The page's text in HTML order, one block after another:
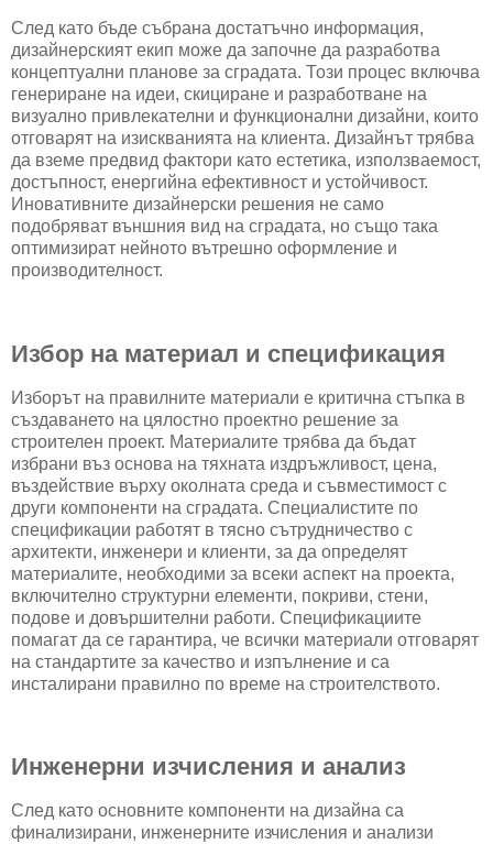
След като бъде събрана достатъчно информация,
дизайнерският екип може да започне да разработва
концептуални планове за сградата. Този процес включва
генериране на идеи, скициране и разработване на
визуално привлекателни и функционални дизайни, които
отговарят на изискванията на клиента. Дизайнът трябва
да вземе предвид фактори като естетика, използваемост,
достъпност, енергийна ефективност и устойчивост.
Иновативните дизайнерски решения не само
подобряват външния вид на сградата, но също така
оптимизират нейното вътрешно оформление и
производителност.
Избор на материал и спецификация
Изборът на правилните материали е критична стъпка в
създаването на цялостно проектно решение за
строителен проект. Материалите трябва да бъдат
избрани въз основа на тяхната издръжливост, цена,
въздействие върху околната среда и съвместимост с
други компоненти на сградата. Специалистите по
спецификации работят в тясно сътрудничество с
архитекти, инженери и клиенти, за да определят
материалите, необходими за всеки аспект на проекта,
включително структурни елементи, покриви, стени,
подове и довършителни работи. Спецификациите
помагат да се гарантира, че всички материали отговарят
на стандартите за качество и изпълнение и са
инсталирани правилно по време на строителството.
Инженерни изчисления и анализ
След като основните компоненти на дизайна са
финализирани, инженерните изчисления и анализи